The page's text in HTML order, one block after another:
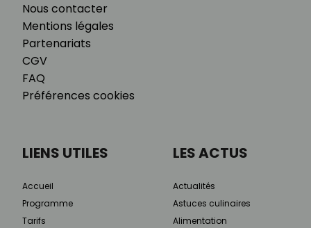
Nous contacter
Mentions légales
Partenariats
CGV
FAQ
Préférences cookies
LIENS UTILES
Accueil
Programme
Tarifs
LES ACTUS
Actualités
Astuces culinaires
Alimentation